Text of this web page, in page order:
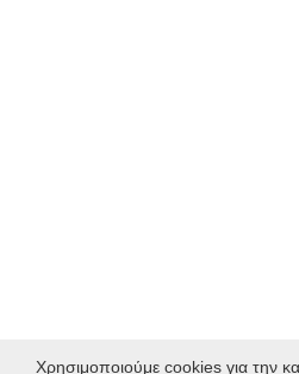
Χρησιμοποιούμε cookies για την